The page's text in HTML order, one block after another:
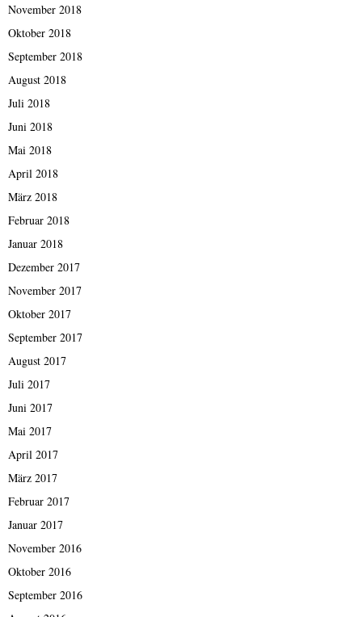
November 2018
Oktober 2018
September 2018
August 2018
Juli 2018
Juni 2018
Mai 2018
April 2018
März 2018
Februar 2018
Januar 2018
Dezember 2017
November 2017
Oktober 2017
September 2017
August 2017
Juli 2017
Juni 2017
Mai 2017
April 2017
März 2017
Februar 2017
Januar 2017
November 2016
Oktober 2016
September 2016